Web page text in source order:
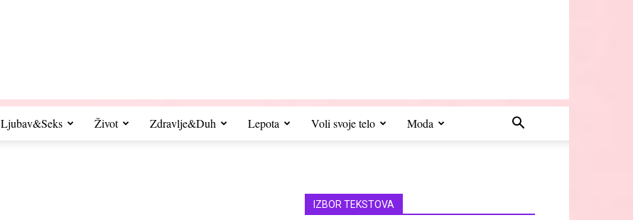
Ljubav&Seks Život Zdravlje&Duh Lepota Voli svoje telo Moda
IZBOR TEKSTOVA